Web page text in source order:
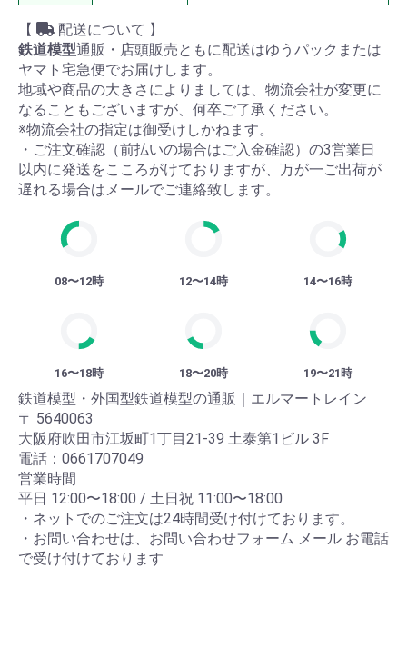
【
配送について 】
鉄道模型通販・店頭販売ともに配送はゆうパックまたは
ヤマト宅急便でお届けします。
地域や商品の大きさによりましては、物流会社が変更に
なることもございますが、何卒ご了承ください。
※物流会社の指定は御受けしかねます。
・ご注文確認（前払いの場合はご入金確認）の3営業日
以内に発送をこころがけておりますが、万が一ご出荷が
遅れる場合はメールでご連絡致します。
08〜12時 12〜14時 14〜16時
16〜18時 18〜20時 19〜21時
鉄道模型・外国型鉄道模型の通販｜エルマートレイン
〒 5640063
大阪府吹田市江坂町1丁目21-39 土泰第1ビル 3F
電話：0661707049
営業時間
平日 12:00〜18:00 / 土日祝 11:00〜18:00
・ネットでのご注文は24時間受け付けております。
・お問い合わせは、お問い合わせフォーム メール お電話
で受け付けております